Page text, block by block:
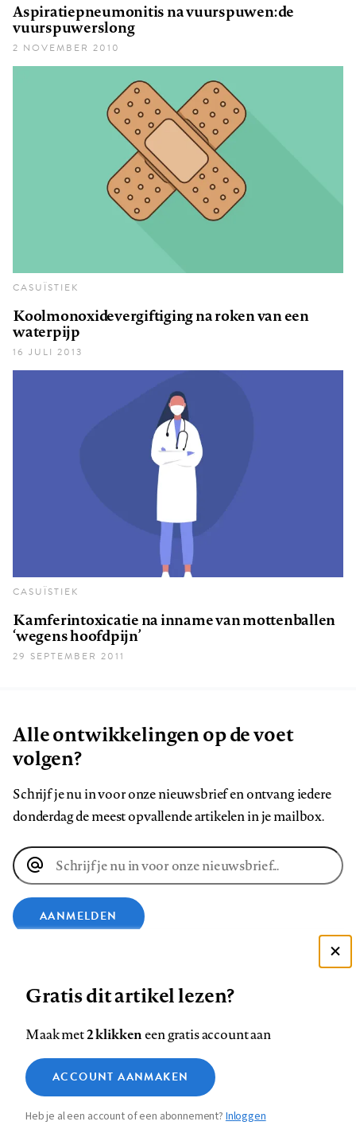
Aspiratiepneumonitis na vuurspuwen: de
vuurspuwerslong
2 NOVEMBER 2010
CASUÏSTIEK
Koolmonoxidevergiftiging na roken van een
waterpijp
16 JULI 2013
CASUÏSTIEK
Kamferintoxicatie na inname van mottenballen
‘wegens hoofdpijn’
29 SEPTEMBER 2011
Alle ontwikkelingen op de voet
volgen?
Schrijf je nu in voor onze nieuwsbrief en ontvang iedere
donderdag de meest opvallende artikelen in je mailbox.
E-
mailadres
AANMELDEN
ons
op
Facebook
ons
ons
ons
Instagram
ons
YouTube
ons
Footer
navigation
Contact Colofon Disclaimer Privacy
Medische vragen verdienen
betrouwbare antwoorden
Gratis dit artikel lezen?
Maak met2 klikkeneen gratis account aan
ACCOUNT AANMAKEN
Heb je al een account of een abonnement?Inloggen
Zie onze cookie policy
Analytische cookies
Marketing cookies